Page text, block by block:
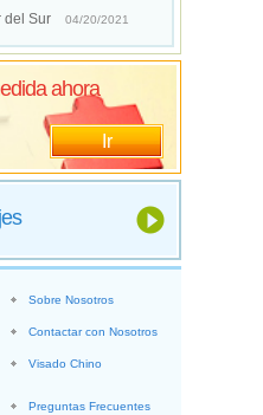
del Sur 04/20/2021
ahora
Ir
Sobre Nosotros
Contactar con Nosotros
Visado Chino
Preguntas Frecuentes